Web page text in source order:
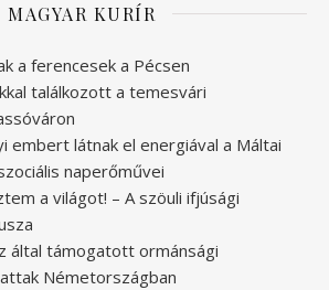
MAGYAR KURÍR
a ferencesek a Pécsen
találkozott a temesvári
embert látnak el energiával a Máltai
naperőművei
a világot! – A szöuli ifjúsági
által támogatott ormánsági
Németországban